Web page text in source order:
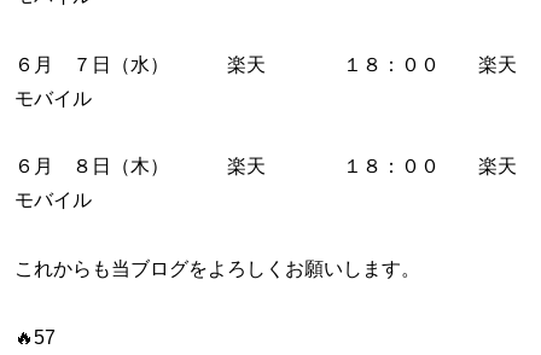
６月 ７日（水） 楽天 １８：００ 楽天
モバイル
６月 ８日（木） 楽天 １８：００ 楽天
モバイル
これからも当ブログをよろしくお願いします。
🔥57